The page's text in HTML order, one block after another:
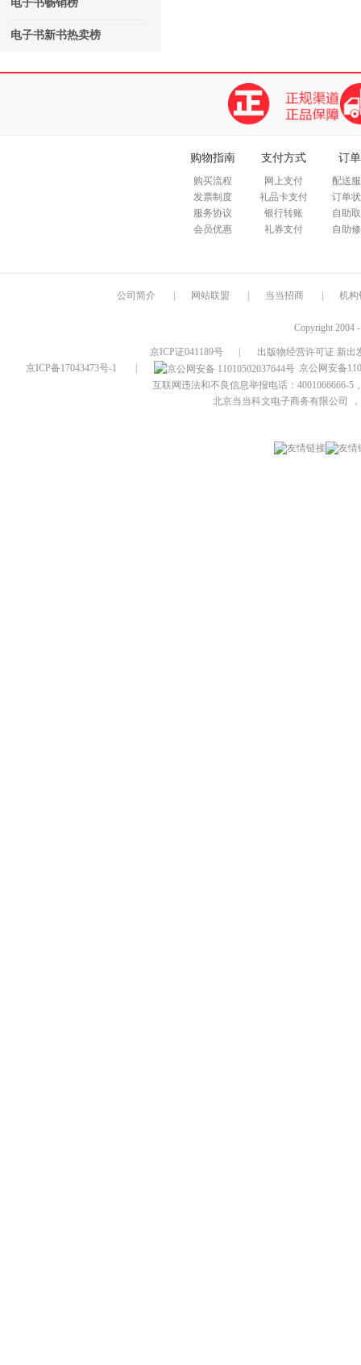
电子书畅销榜
电子书新书热卖榜
购物指南
购买流程
发票制度
服务协议
会员优惠
支付方式
网上支付
礼品卡支付
银行转账
礼券支付
订
配送
订单
自助
自助
公司简介 网站联盟 当当招商 机构
Copyright 2004
京ICP证041189号
出版物经营许可证 新出
京ICP备17043473号-1
京公网安备
互联网违法和不良信息举报电话：4001066666-5
北京当当科文电子商务有限公司